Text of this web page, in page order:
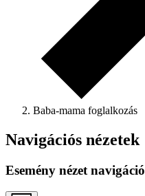
Baba-mama foglalkozás
Navigációs nézetek
Esemény nézet navigáció